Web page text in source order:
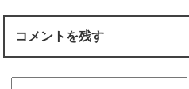
コメントを残す